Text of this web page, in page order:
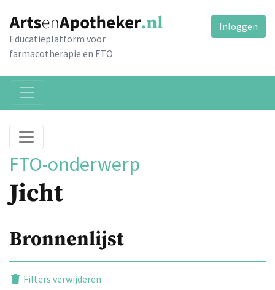
Educatieplatform voor
farmacotherapie en FTO
Inloggen
FTO-onderwerp
Jicht
Bronnenlijst
Filters verwijderen